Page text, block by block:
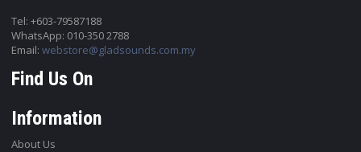
Tel: +603-79587188
WhatsApp: 010-350 2788
Email:webstore@gladsounds.com.my
Find Us On
Information
About Us